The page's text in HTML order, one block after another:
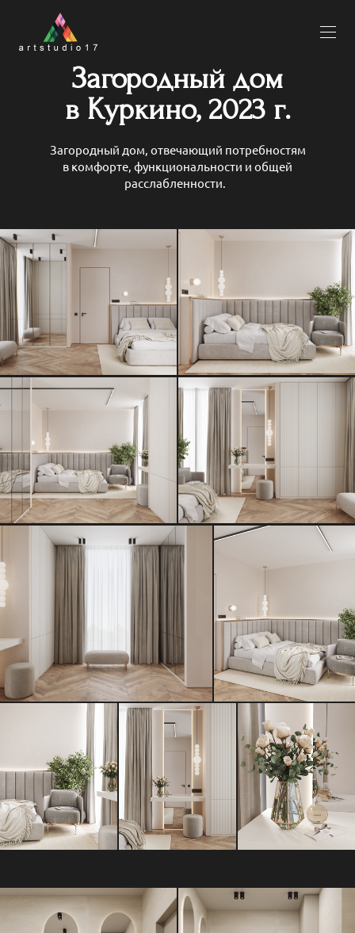
Загородный дом
в Куркино, 2023 г.
Загородный дом, отвечающий потребностям
в комфорте, функциональности и общей
расслабленности.